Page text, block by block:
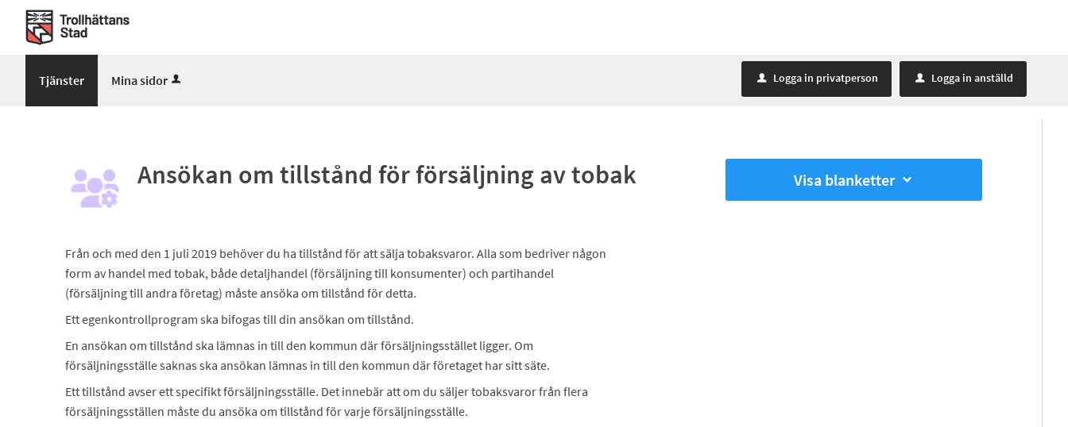
Välkommen
Mina
Tjänster Mina sidor u Logga in privatperson u Logga in anställd
Ansökan om tillstånd för försäljning av tobak
Från och med den 1 juli 2019 behöver du ha tillstånd för att sälja tobaksvaror. Alla som bedriver någon
form av handel med tobak, både detaljhandel (försäljning till konsumenter) och partihandel
(försäljning till andra företag) måste ansöka om tillstånd för detta.
Ett egenkontrollprogram ska bifogas till din ansökan om tillstånd.
En ansökan om tillstånd ska lämnas in till den kommun där försäljningsstället ligger. Om
försäljningsställe saknas ska ansökan lämnas in till den kommun där företaget har sitt säte.
Ett tillstånd avser ett specifikt försäljningsställe. Det innebär att om du säljer tobaksvaror från flera
försäljningsställen måste du ansöka om tillstånd för varje försäljningsställe.
Visa blanketter